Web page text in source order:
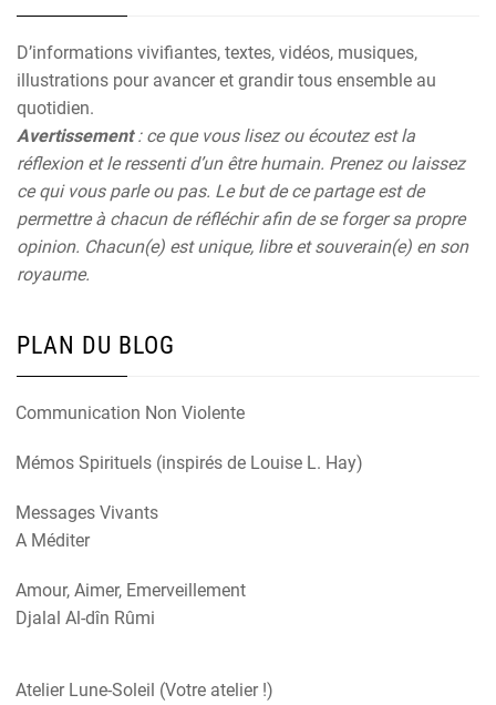
D’informations vivifiantes, textes, vidéos, musiques,
illustrations pour avancer et grandir tous ensemble au
quotidien.
Avertissement: ce que vous lisez ou écoutez est la
réflexion et le ressenti d’un être humain. Prenez ou laissez
ce qui vous parle ou pas. Le but de ce partage est de
permettre à chacun de réfléchir afin de se forger sa propre
opinion. Chacun(e) est unique, libre et souverain(e) en son
royaume.
PLAN DU BLOG
Communication Non Violente
Mémos Spirituels (inspirés de Louise L. Hay)
Messages Vivants
A Méditer
Amour, Aimer, Emerveillement
Djalal Al-dîn Rûmi
Atelier Lune-Soleil (Votre atelier !)